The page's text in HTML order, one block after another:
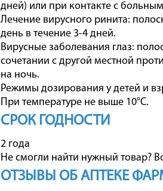
дней) или при контакте с
Лечение вирусного ринита:
день в течение 3-4 дней.
Вирусные заболевания глаз:
сочетании с другой местной
на ночь.
Режимы дозирования у детей и
При температуре не выше 10°С.
СРОК ГОДНОСТИ
2 года
Не смогли найти нужный товар?
ОТЗЫВЫ ОБ АПТЕКЕ